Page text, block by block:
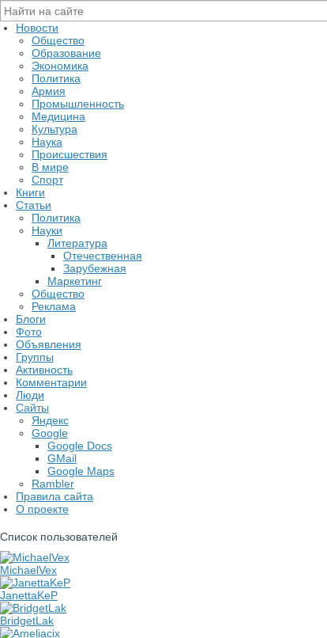
Новости
Общество
Образование
Экономика
Политика
Армия
Промышленность
Медицина
Культура
Наука
Происшествия
В мире
Спорт
Книги
Статьи
Политика
Науки
Литература
Отечественная
Зарубежная
Маркетинг
Общество
Реклама
Блоги
Фото
Объявления
Группы
Активность
Комментарии
Люди
Сайты
Яндекс
Google
Google Docs
GMail
Google Maps
Rambler
Правила сайта
О проекте
Список пользователей
MichaelVex
JanettaKeP
BridgetLak